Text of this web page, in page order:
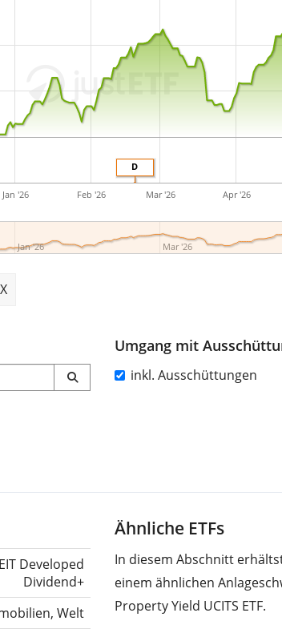
D
Jan '26 Feb '26 Mar '26 Apr '26
Jan '26 Mar '26
Umgang mit
inkl. Ausschüttungen
Developed
Dividend+
Welt
Ähnliche ETFs
In diesem Abschnitt
einem ähnlichen
Property Yield UCITS ETF.